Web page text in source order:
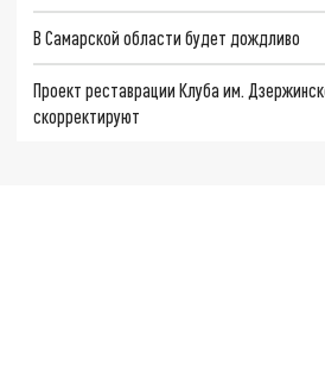
В Самарской области будет дождливо
Проект реставрации Клуба им.
скорректируют